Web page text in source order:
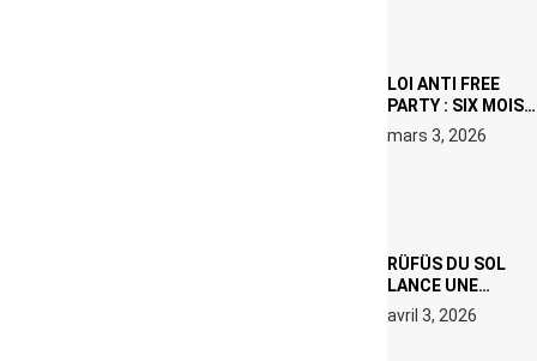
LOI ANTI FREE
PARTY : SIX MOIS
DE PRISON ET 5
000 € D’AMENDE
mars 3, 2026
RÜFÜS DU SOL
LANCE UNE
RÉSIDENCE DJ
SET DE QUATRE
avril 3, 2026